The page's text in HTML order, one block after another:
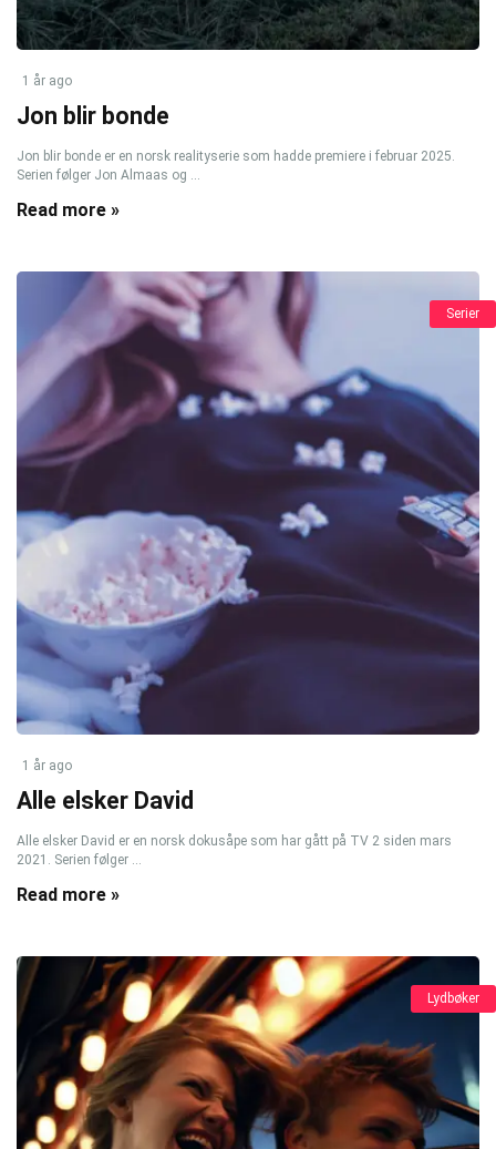
1 år ago
Jon blir bonde
Jon blir bonde er en norsk realityserie som hadde premiere i februar 2025.
Serien følger Jon Almaas og ...
Read more »
Serier
1 år ago
Alle elsker David
Alle elsker David er en norsk dokusåpe som har gått på TV 2 siden mars
2021. Serien følger ...
Read more »
Lydbøker